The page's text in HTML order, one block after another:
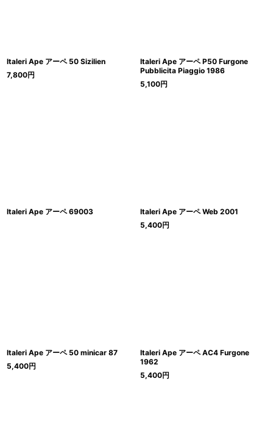
Italeri Ape アーペ 50 Sizilien
7,800円
Italeri Ape アーペ P50 Furgone
Pubblicita Piaggio 1986
5,100円
Italeri Ape アーペ 69003
Italeri Ape アーペ Web 2001
5,400円
Italeri Ape アーペ 50 minicar 87
5,400円
Italeri Ape アーペ AC4 Furgone
1962
5,400円